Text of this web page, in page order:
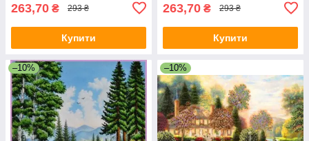
263,70 ₴ 293 ₴
Купити
263,70 ₴ 293 ₴
Купити
–10% –10%